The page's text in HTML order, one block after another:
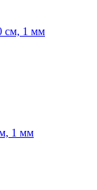
1 мм